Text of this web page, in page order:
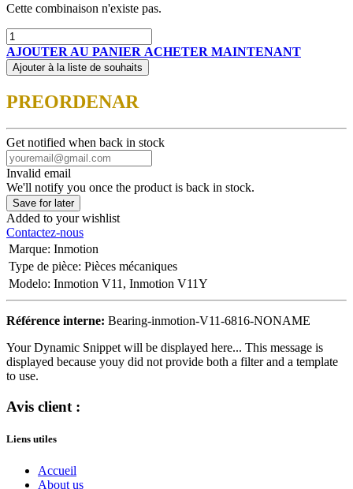
Cette combinaison n'existe pas.
AJOUTER AU PANIER ACHETER MAINTENANT
Ajouter à la liste de souhaits
PREORDENAR
Get notified when back in stock
Invalid email
We'll notify you once the product is back in stock.
Save for later
Added to your wishlist
Contactez-nous
Marque: Inmotion
Type de pièce: Pièces mécaniques
Modelo: Inmotion V11, Inmotion V11Y
Référence interne: Bearing-inmotion-V11-6816-NONAME
Your Dynamic Snippet will be displayed here... This message is
displayed because youy did not provide both a filter and a template
to use.
Avis client :
Liens utiles
Accueil
About us